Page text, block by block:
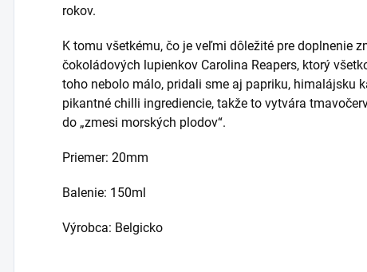
rokov.
K tomu všetkému, čo je veľmi dôležité pre doplnenie
čokoládových lupienkov Carolina Reapers, ktorý
toho nebolo málo, pridali sme aj papriku, himalájsku
pikantné chilli ingrediencie, takže to vytvára
do „zmesi morských plodov“.
Priemer: 20mm
Balenie: 150ml
Výrobca: Belgicko